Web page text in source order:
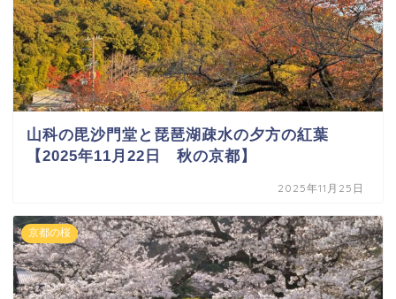
山科の毘沙門堂と琵琶湖疎水の夕方の紅葉
【2025年11月22日 秋の京都】
2025年11月25日
京都の桜